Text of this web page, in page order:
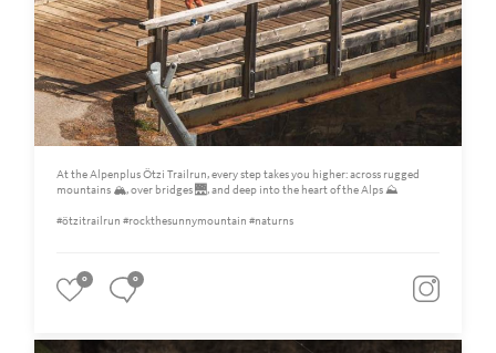
At the Alpenplus Ötzi Trailrun, every step takes you higher: across rugged
mountains 🏔️, over bridges 🌉, and deep into the heart of the Alps ⛰️
#ötzitrailrun #rockthesunnymountain #naturns
0 0